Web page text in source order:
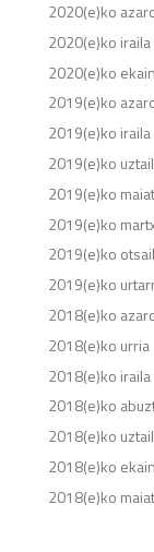
2020(e)ko
2020(e)ko iraila
2020(e)ko
2019(e)ko
2019(e)ko iraila
2019(e)ko
2019(e)ko
2019(e)ko
2019(e)ko
2019(e)ko
2018(e)ko
2018(e)ko urria
2018(e)ko iraila
2018(e)ko
2018(e)ko
2018(e)ko
2018(e)ko